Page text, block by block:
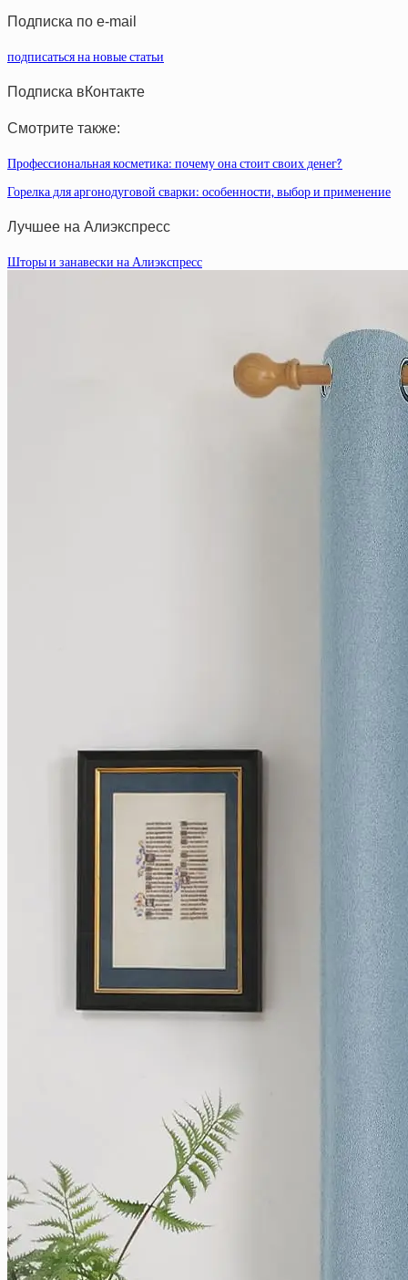
Подписка по e-mail
подписаться на новые статьи
Подписка вКонтакте
Смотрите также:
Профессиональная косметика: почему она стоит своих денег?
Горелка для аргонодуговой сварки: особенности, выбор и применение
Лучшее на Алиэкспресс
Шторы и занавески на Алиэкспресс